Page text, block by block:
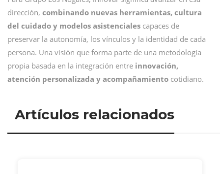
dirección, combinando nuevas herramientas, cultura
del cuidado y modelos asistenciales capaces de
preservar la autonomía, los vínculos y la identidad de cada
persona. Una visión que forma parte de una metodología
propia basada en la integración entre innovación,
atención personalizada y acompañamiento cotidiano.
Artículos relacionados